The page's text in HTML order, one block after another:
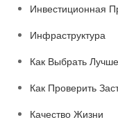
Инвестиционная
Инфраструктура
Как Выбрать
Как Проверить
Качество Жизни